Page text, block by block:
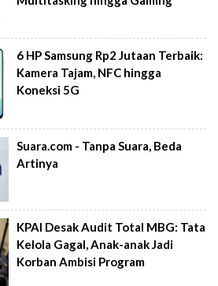
6 HP Samsung Rp2 Jutaan Terbaik:
Kamera Tajam, NFC hingga
Koneksi 5G
Suara.com - Tanpa Suara, Beda
Artinya
KPAI Desak Audit Total MBG: Tata
Kelola Gagal, Anak-anak Jadi
Korban Ambisi Program